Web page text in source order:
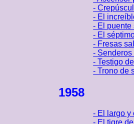
-
- El
- El puente
- El
- Fresas
- Senderos
- Testigo
- Trono de
1958
- El largo y
- El tigre